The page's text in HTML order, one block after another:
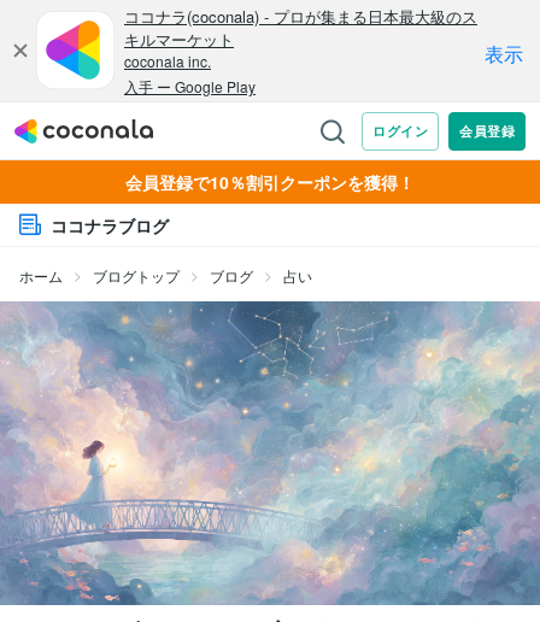
会員登録で10％割引クーポンを獲得！
ココナラブログ
ホーム ブログトップ ブログ 占い